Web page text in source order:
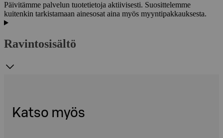
Päivitämme palvelun tuotetietoja aktiivisesti. Suosittelemme
kuitenkin tarkistamaan ainesosat aina myös myyntipakkauksesta.
Ravintosisältö
Katso myös